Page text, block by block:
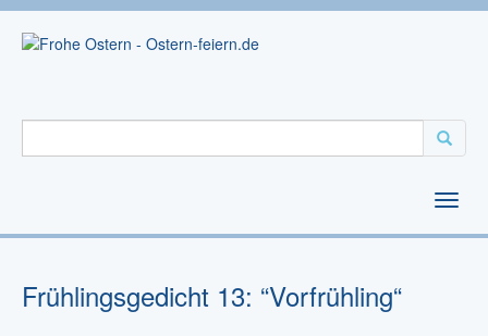
Frühlingsgedicht 13: “Vorfrühling“